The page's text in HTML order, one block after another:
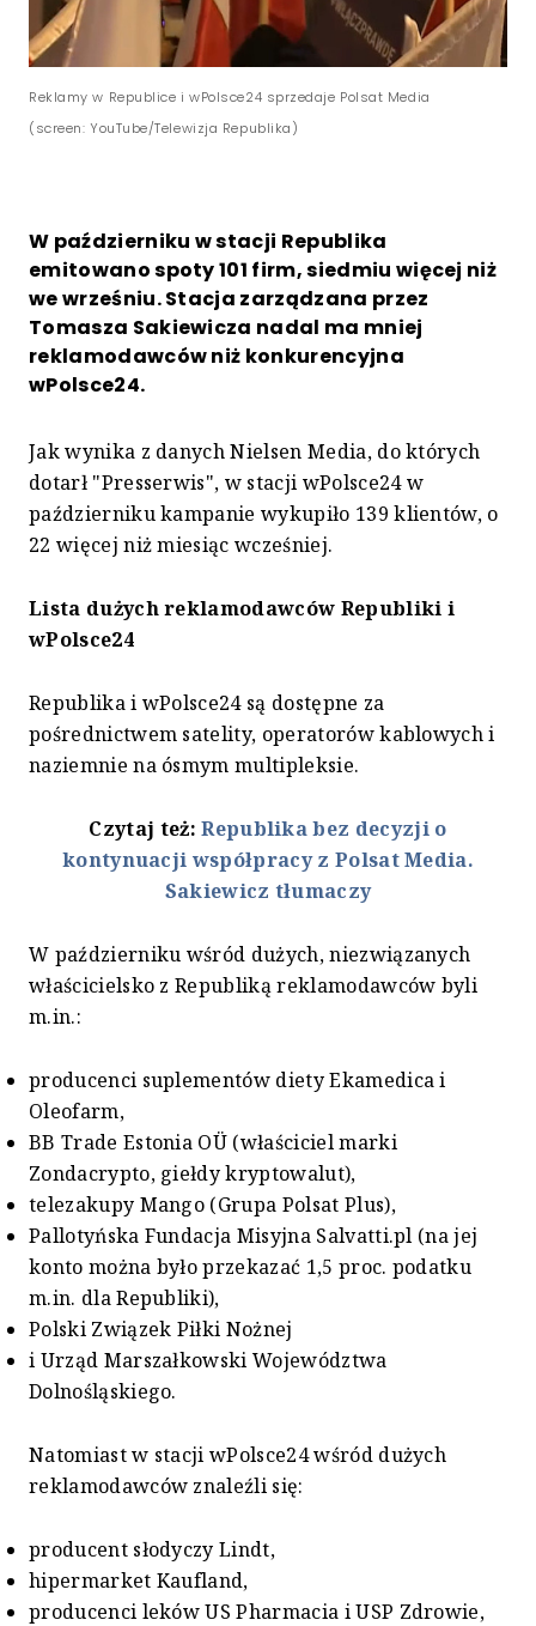
Reklamy w Republice i wPolsce24 sprzedaje Polsat Media
(screen: YouTube/Telewizja Republika)
W październiku w stacji Republika
emitowano spoty 101 firm, siedmiu więcej niż
we wrześniu. Stacja zarządzana przez
Tomasza Sakiewicza nadal ma mniej
reklamodawców niż konkurencyjna
wPolsce24.
Jak wynika z danych Nielsen Media, do których
dotarł "Presserwis", w stacji wPolsce24 w
październiku kampanie wykupiło 139 klientów, o
22 więcej niż miesiąc wcześniej.
Lista dużych reklamodawców Republiki i
wPolsce24
Republika i wPolsce24 są dostępne za
pośrednictwem satelity, operatorów kablowych i
naziemnie na ósmym multipleksie.
Czytaj też:Republika bez decyzji o
kontynuacji współpracy z Polsat Media.
Sakiewicz tłumaczy
W październiku wśród dużych, niezwiązanych
właścicielsko z Republiką reklamodawców byli
m.in.:
producenci suplementów diety Ekamedica i
Oleofarm,
BB Trade Estonia OÜ (właściciel marki
Zondacrypto, giełdy kryptowalut),
telezakupy Mango (Grupa Polsat Plus),
Pallotyńska Fundacja Misyjna Salvatti.pl (na jej
konto można było przekazać 1,5 proc. podatku
m.in. dla Republiki),
Polski Związek Piłki Nożnej
i Urząd Marszałkowski Województwa
Dolnośląskiego.
Natomiast w stacji wPolsce24 wśród dużych
reklamodawców znaleźli się:
producent słodyczy Lindt,
hipermarket Kaufland,
producenci leków US Pharmacia i USP Zdrowie,